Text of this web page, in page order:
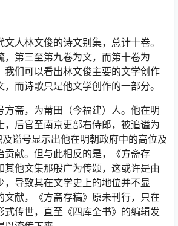
文人林文俊的诗文别集，总计十卷。
，第三至第九卷为文，而第十卷为
我们可以看出林文俊主要的文学创作
而诗歌只是他文学创作的一部分。
方斋，为莆田（今福建）人。他在明
，后官至南京吏部右侍郎，被追谥为
及谥号显示出他在明朝政府中的高位及
贡献。但与此相反的是，《方斋存
其他文集那般广为传颂，这或许是由
，导致其在文学史上的地位并不显
文献，《方斋存稿》原未刊行，只在
式传世，直至《四库全书》的编辑发